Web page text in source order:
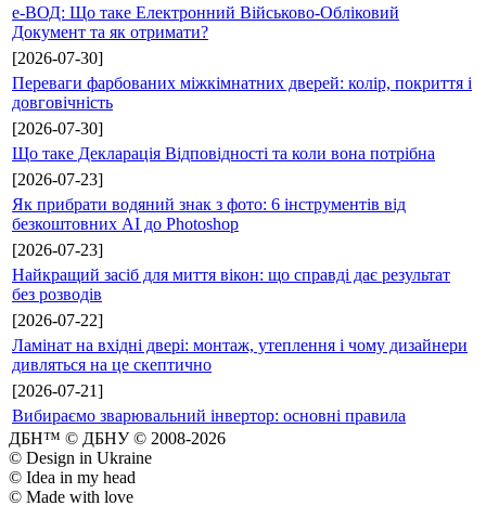
е-ВОД: Що таке Електронний Військово-Обліковий
Документ та як отримати?
[2026-07-30]
Переваги фарбованих міжкімнатних дверей: колір, покриття і
довговічність
[2026-07-30]
Що таке Декларація Відповідності та коли вона потрібна
[2026-07-23]
Як прибрати водяний знак з фото: 6 інструментів від
безкоштовних AI до Photoshop
[2026-07-23]
Найкращий засіб для миття вікон: що справді дає результат
без розводів
[2026-07-22]
Ламінат на вхідні двері: монтаж, утеплення і чому дизайнери
дивляться на це скептично
[2026-07-21]
Вибираємо зварювальний інвертор: основні правила
ДБН™ © ДБНУ © 2008-2026
© Design in Ukraine
© Idea in my head
© Made with love